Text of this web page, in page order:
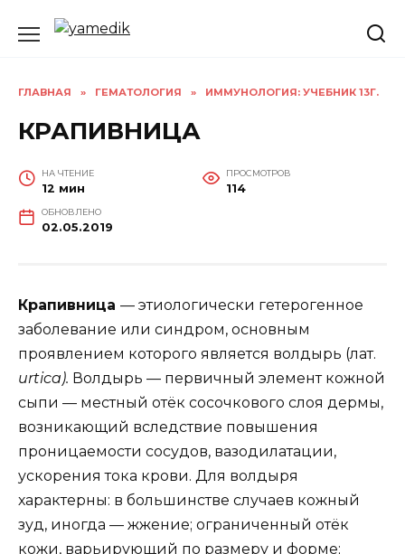
ГЛАВНАЯ » ГЕМАТОЛОГИЯ » ИММУНОЛОГИЯ: УЧЕБНИК 13Г.
КРАПИВНИЦА
НА ЧТЕНИЕ
12 мин
ПРОСМОТРОВ
114
ОБНОВЛЕНО
02.05.2019
Крапивница — этиологически гетерогенное
заболевание или синдром, основным
проявлением которого является волдырь (лат.
urtica). Волдырь — первичный элемент кожной
сыпи — местный отёк сосочкового слоя дермы,
возникающий вследствие повышения
проницаемости сосудов, вазодилатации,
ускорения тока крови. Для волдыря
характерны: в большинстве случаев кожный
зуд, иногда — жжение; ограниченный отёк
кожи, варьирующий по размеру и форме;